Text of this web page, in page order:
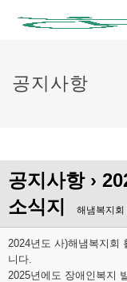
공지사항
공지사항›
소식지
해냄복지회
2024년도 사)해냄복지회
니다.
2025년에도 장애인복지